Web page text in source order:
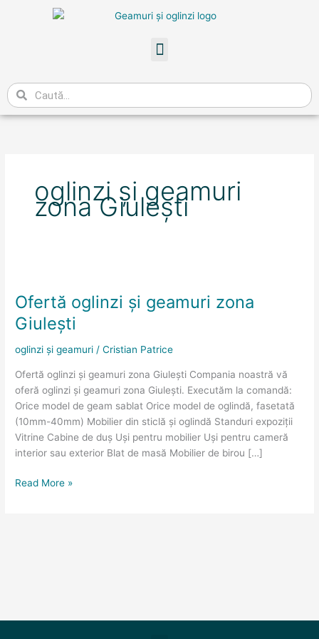
Meniu
Caută
oglinzi și geamuri
zona Giulești
Ofertă oglinzi și geamuri zona
Giulești
oglinzi și geamuri /Cristian Patrice
Ofertă oglinzi și geamuri zona Giulești Compania noastră vă
oferă oglinzi și geamuri zona Giulești. Executăm la comandă:
Orice model de geam sablat Orice model de oglindă, fasetată
(10mm-40mm) Mobilier din sticlă și oglindă Standuri expoziții
Vitrine Cabine de duș Uși pentru mobilier Uși pentru cameră
interior sau exterior Blat de masă Mobilier de birou […]
și
geamuri
zona
Giulești
Read More »